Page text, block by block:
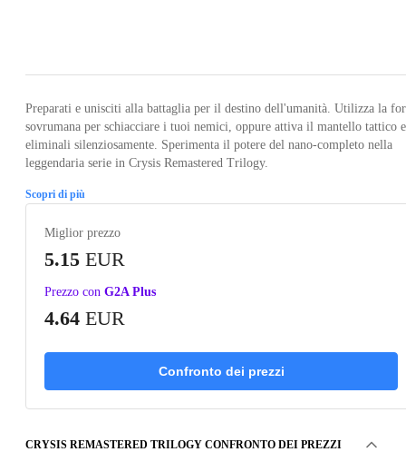
Preparati e unisciti alla battaglia per il destino dell'umanità. Utilizza la
sovrumana per schiacciare i tuoi nemici, oppure attiva il mantello tattico e
eliminali silenziosamente. Sperimenta il potere del nano-completo nella
leggendaria serie in Crysis Remastered Trilogy.
Scopri di più
Miglior prezzo
5.15 EUR
Prezzo con G2A Plus
4.64 EUR
Confronto dei prezzi
CRYSIS REMASTERED TRILOGY CONFRONTO DEI PREZZI